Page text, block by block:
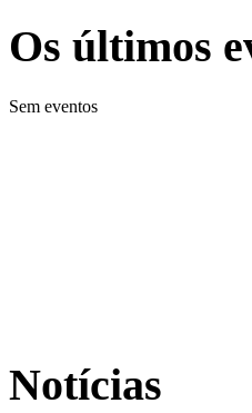
Os últimos
Sem eventos
Notícias